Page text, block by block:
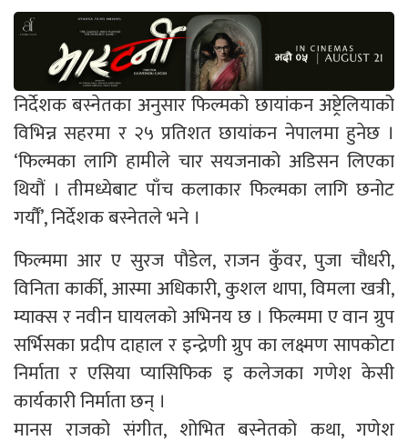
निर्देशक बस्नेतका अनुसार फिल्मको छायांकन अष्ट्रेलियाको
विभिन्न सहरमा र २५ प्रतिशत छायांकन नेपालमा हुनेछ ।
‘फिल्मका लागि हामीले चार सयजनाको अडिसन लिएका
थियौं । तीमध्येबाट पाँच कलाकार फिल्मका लागि छनोट
गर्यौं’, निर्देशक बस्नेतले भने ।
फिल्ममा आर ए सुरज पौडेल, राजन कुँवर, पुजा चौधरी,
विनिता कार्की, आस्मा अधिकारी, कुशल थापा, विमला खत्री,
म्याक्स र नवीन घायलको अभिनय छ । फिल्ममा ए वान ग्रुप
सर्भिसका प्रदीप दाहाल र इन्द्रेणी ग्रुप का लक्ष्मण सापकोटा
निर्माता र एसिया प्यासिफिक इ कलेजका गणेश केसी
कार्यकारी निर्माता छन् ।
मानस राजको संगीत, शोभित बस्नेतको कथा, गणेश